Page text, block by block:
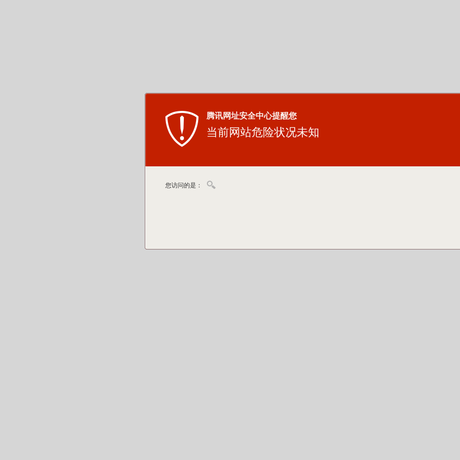
腾讯网址安全中心提醒您
当前网站危险状况未知
您访问的是：